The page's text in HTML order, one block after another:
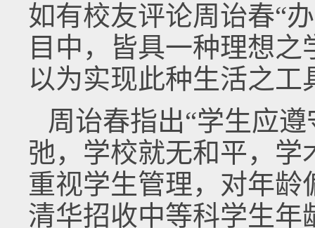
如有校友评论周诒春“
目中，皆具一种理想
以为实现此种生活之工
周诒春指出“学生应
弛，学校就无和平，学
重视学生管理，对年
清华招收中等科学生年